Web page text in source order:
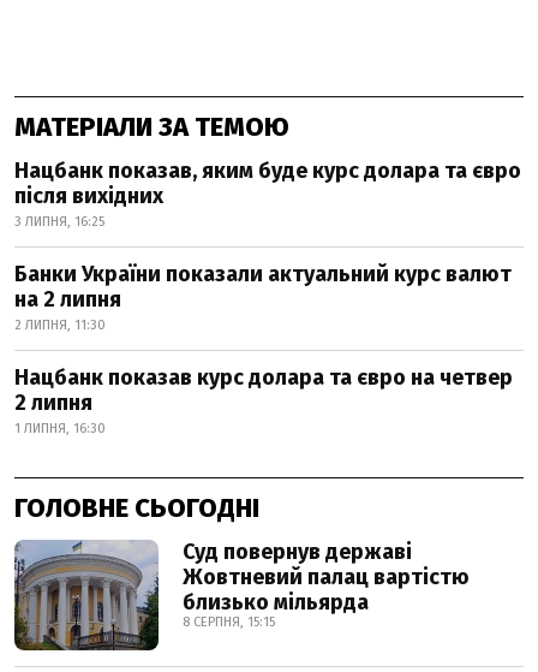
МАТЕРІАЛИ ЗА ТЕМОЮ
Нацбанк показав, яким буде курс долара та євро
після вихідних
3 ЛИПНЯ, 16:25
Банки України показали актуальний курс валют
на 2 липня
2 ЛИПНЯ, 11:30
Нацбанк показав курс долара та євро на четвер
2 липня
1 ЛИПНЯ, 16:30
ГОЛОВНЕ СЬОГОДНІ
Суд повернув державі
Жовтневий палац вартістю
близько мільярда
8 СЕРПНЯ, 15:15